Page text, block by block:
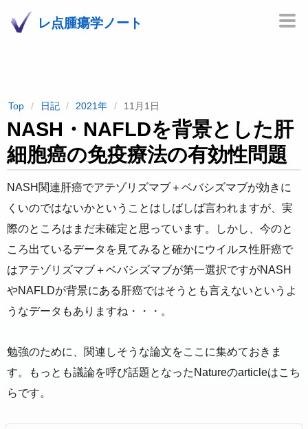
レ点腫瘍学ノート
Top 日記 2021年 11月1日
NASH・NAFLDを背景とした肝
細胞癌の免疫療法の有効性問題
NASH関連肝癌でアテゾリズマブ＋ベバシズマブが効きに
くいのではないかということはしばしば言われますが、実
際のところはまだ未確定と思っています。しかし、今のと
ころ出ているデータを見てみると確かにウイルス性肝癌で
はアテゾリズマブ＋ベバシズマブが第一選択ですがNASH
やNAFLDが背景にある肝癌ではそうとも言えないというよ
うなデータもありますね・・・。
勉強のために、関連しそうな論文をここに集めておきま
す。もっとも議論を呼び話題となったNatureのarticleはこち
らです。